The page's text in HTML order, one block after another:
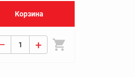
Корзина
− +